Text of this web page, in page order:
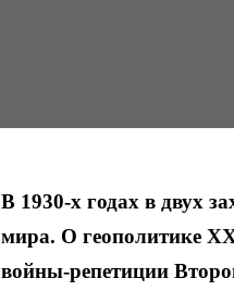
В 1930-х годах в двух
мира. О геополитике ХХ
войны-репетиции